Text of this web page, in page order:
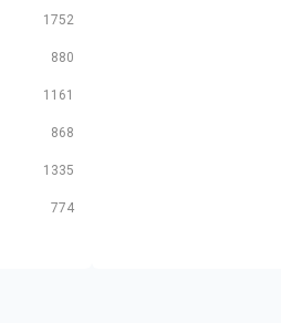
1752
880
1161
868
1335
774